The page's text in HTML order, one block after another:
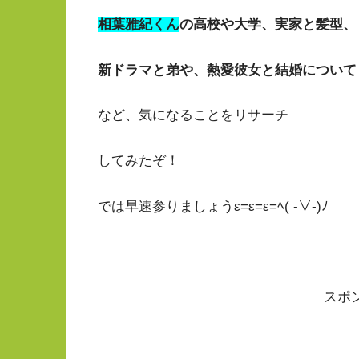
相葉雅紀くんの高校や大学、実家と髪型、
新ドラマと弟や、熱愛彼女と結婚について
など、気になることをリサーチ
してみたぞ！
では早速参りましょうε=ε=ε=ﾍ( -∀-)ﾉ
スポ